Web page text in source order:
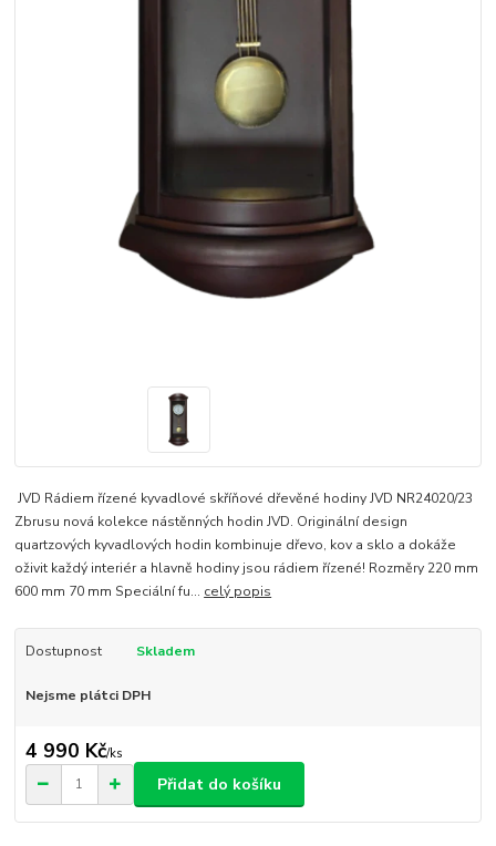
JVD Rádiem řízené kyvadlové skříňové dřevěné hodiny JVD NR24020/23
Zbrusu nová kolekce nástěnných hodin JVD. Originální design
quartzových kyvadlových hodin kombinuje dřevo, kov a sklo a dokáže
oživit každý interiér a hlavně hodiny jsou rádiem řízené! Rozměry 220 mm
600 mm 70 mm Speciální fu... celý popis
Dostupnost Skladem
Nejsme plátci DPH
4 990 Kč/ks
Přidat do košíku